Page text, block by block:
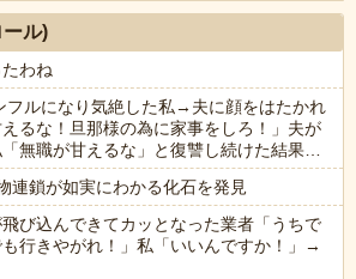
ル)
わね
フルになり気絶した私→夫に顔をはたかれ
えるな！旦那様の為に家事をしろ！」夫が
無職が甘えるな」と復讐し続けた結果…
連鎖が如実にわかる化石を発見
び込んできてカッとなった業者「うちで
行きやがれ！」私「いいんですか！」→